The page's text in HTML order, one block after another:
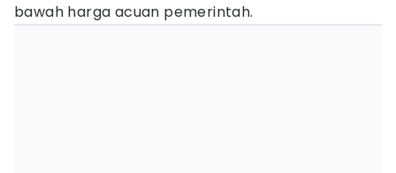
bawah harga acuan pemerintah.